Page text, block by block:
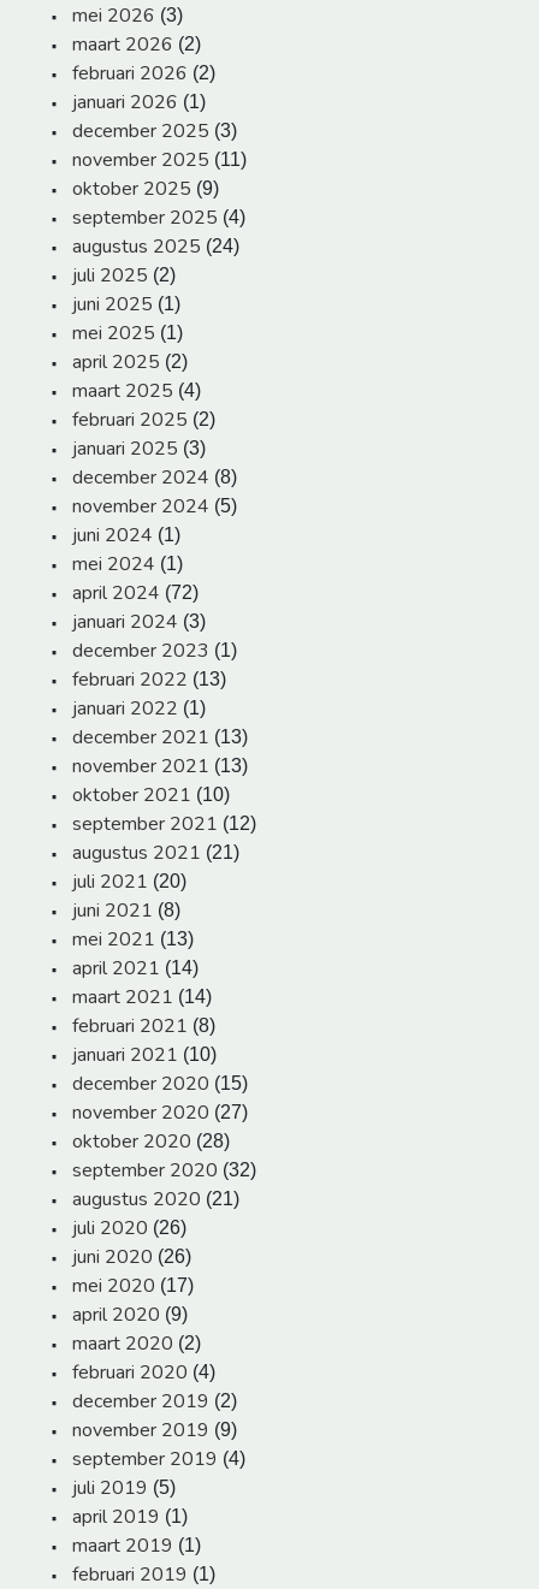
mei 2026 (3)
maart 2026 (2)
februari 2026 (2)
januari 2026 (1)
december 2025 (3)
november 2025 (11)
oktober 2025 (9)
september 2025 (4)
augustus 2025 (24)
juli 2025 (2)
juni 2025 (1)
mei 2025 (1)
april 2025 (2)
maart 2025 (4)
februari 2025 (2)
januari 2025 (3)
december 2024 (8)
november 2024 (5)
juni 2024 (1)
mei 2024 (1)
april 2024 (72)
januari 2024 (3)
december 2023 (1)
februari 2022 (13)
januari 2022 (1)
december 2021 (13)
november 2021 (13)
oktober 2021 (10)
september 2021 (12)
augustus 2021 (21)
juli 2021 (20)
juni 2021 (8)
mei 2021 (13)
april 2021 (14)
maart 2021 (14)
februari 2021 (8)
januari 2021 (10)
december 2020 (15)
november 2020 (27)
oktober 2020 (28)
september 2020 (32)
augustus 2020 (21)
juli 2020 (26)
juni 2020 (26)
mei 2020 (17)
april 2020 (9)
maart 2020 (2)
februari 2020 (4)
december 2019 (2)
november 2019 (9)
september 2019 (4)
juli 2019 (5)
april 2019 (1)
maart 2019 (1)
februari 2019 (1)